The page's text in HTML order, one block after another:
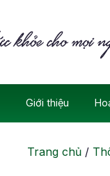
Giới thiệu
Trang chủ/